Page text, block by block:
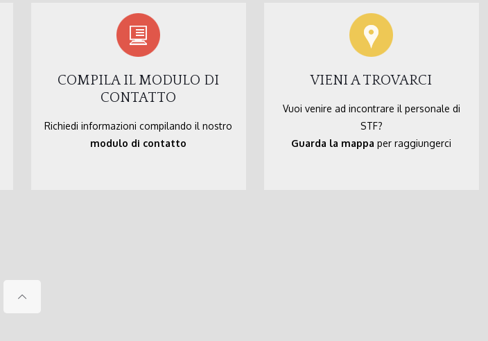
COMPILA IL MODULO DI
CONTATTO
Richiedi informazioni compilando il nostro
modulo di contatto
VIENI A TROVARCI
Vuoi venire ad incontrare il personale di
STF?
Guarda la mappa per raggiungerci